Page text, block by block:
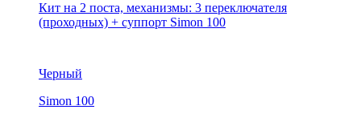
Кит на 2 поста, механизмы: 3 переключателя
(проходных) + суппорт Simon 100
Черный
Simon 100